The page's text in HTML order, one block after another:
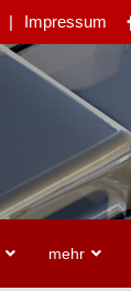
Impressum
mehr